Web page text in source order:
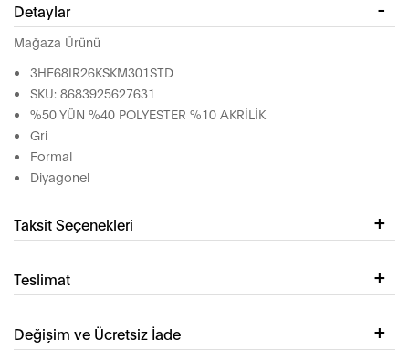
Detaylar
Mağaza Ürünü
3HF68IR26KSKM301STD
SKU: 8683925627631
%50 YÜN %40 POLYESTER %10 AKRİLİK
Gri
Formal
Diyagonel
Taksit Seçenekleri
Teslimat
Değişim ve Ücretsiz İade